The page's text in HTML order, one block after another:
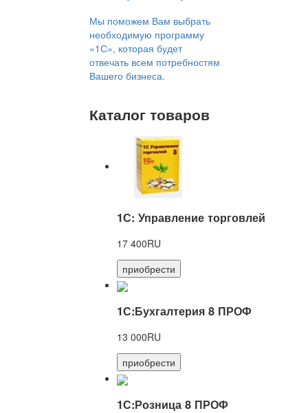
Мы поможем Вам выбрать
необходимую программу
«1С», которая будет
отвечать всем потребностям
Вашего бизнеса.
Каталог товаров
1С: Управление торговлей
17 400RU
приобрести
1С:Бухгалтерия 8 ПРОФ
13 000RU
приобрести
1С:Розница 8 ПРОФ